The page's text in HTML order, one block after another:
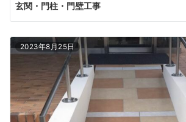
玄関・門柱・門壁工事
2023年8月25日